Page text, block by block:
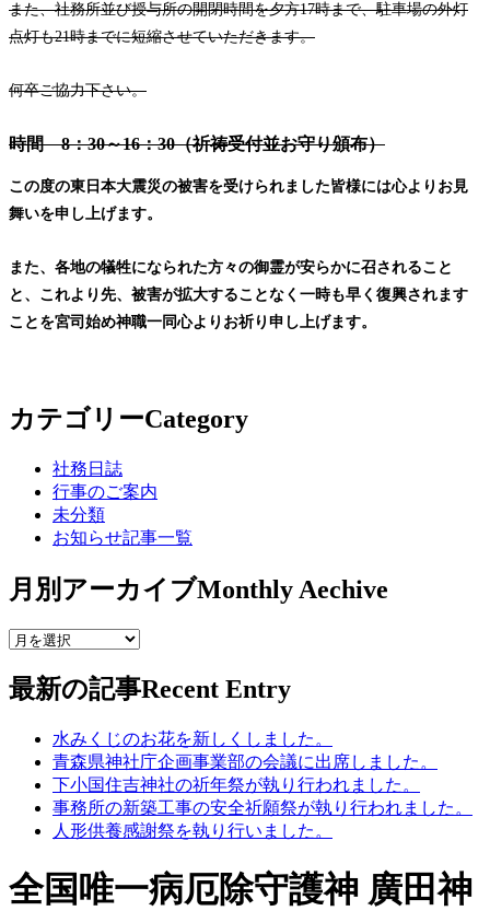
また、社務所並び授与所の開閉時間を夕方17時まで、駐車場の外灯
点灯も21時までに短縮させていただきます。
何卒ご協力下さい。
時間 8：30～16：30（祈祷受付並お守り頒布）
この度の東日本大震災の被害を受けられました皆様には心よりお見
舞いを申し上げます。
また、各地の犠牲になられた方々の御霊が安らかに召されること
と、これより先、被害が拡大することなく一時も早く復興されます
ことを宮司始め神職一同心よりお祈り申し上げます。
カテゴリーCategory
社務日誌
行事のご案内
未分類
お知らせ記事一覧
月別アーカイブMonthly Aechive
最新の記事Recent Entry
水みくじのお花を新しくしました。
青森県神社庁企画事業部の会議に出席しました。
下小国住吉神社の祈年祭が執り行われました。
事務所の新築工事の安全祈願祭が執り行われました。
人形供養感謝祭を執り行いました。
全国唯一病厄除守護神 廣田神